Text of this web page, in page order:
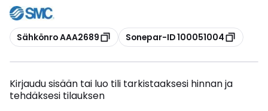
Kopioi
Sähkönro AAA2689 Kopioi
Sonepar-ID 100051004
Kirjaudu sisään tai luo tili tarkistaaksesi hinnan ja
tehdäksesi tilauksen